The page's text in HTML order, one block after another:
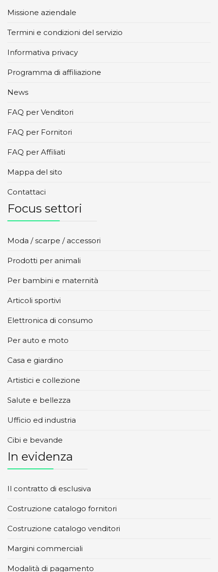
Missione aziendale
Termini e condizioni del servizio
Informativa privacy
Programma di affiliazione
News
FAQ per Venditori
FAQ per Fornitori
FAQ per Affiliati
Mappa del sito
Contattaci
Focus settori
Moda / scarpe / accessori
Prodotti per animali
Per bambini e maternità
Articoli sportivi
Elettronica di consumo
Per auto e moto
Casa e giardino
Artistici e collezione
Salute e bellezza
Ufficio ed industria
Cibi e bevande
In evidenza
Il contratto di esclusiva
Costruzione catalogo fornitori
Costruzione catalogo venditori
Margini commerciali
Modalità di pagamento